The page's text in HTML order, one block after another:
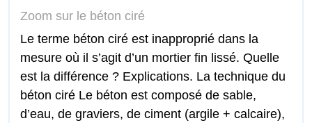
Zoom sur le béton ciré
Le terme béton ciré est inapproprié dans la
mesure où il s’agit d’un mortier fin lissé. Quelle
est la différence ? Explications. La technique du
béton ciré Le béton est composé de sable,
d’eau, de graviers, de ciment (argile + calcaire),